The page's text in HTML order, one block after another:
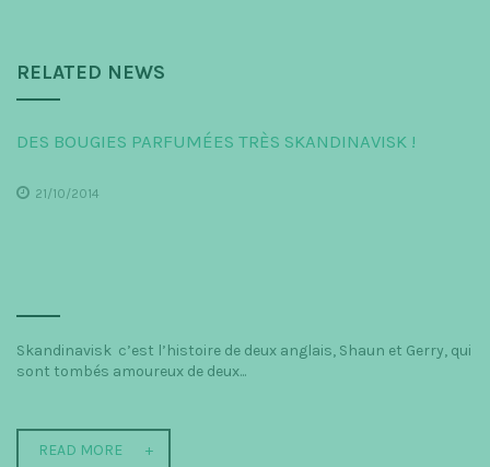
RELATED NEWS
DES BOUGIES PARFUMÉES TRÈS SKANDINAVISK !
21/10/2014
Skandinavisk c’est l’histoire de deux anglais, Shaun et Gerry, qui
sont tombés amoureux de deux...
READ MORE